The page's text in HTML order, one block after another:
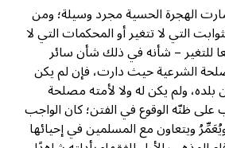
الهجرة الحسية مجرد وسيلة؛ ومن
التي لا تتغير أو المحكمات التي لا
للتغير – شأنه في ذلك شأن سائر
الشرعية حيث دارت، فإن لم يكن
ولم يكن له ولا لأمته مصلحة
ظنّه الوقوع في الفتن؛ كان الواجب
ويتعاون مع المسلمين في إحيائها